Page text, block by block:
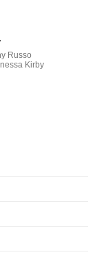
Russo
Kirby